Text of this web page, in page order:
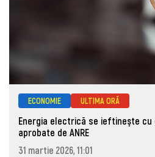
ECONOMIE ULTIMA ORĂ
Energia electrică se ieftineşte
aprobate de ANRE
31 martie 2026, 11:01